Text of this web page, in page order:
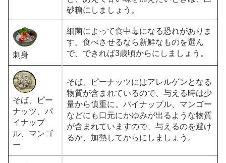
砂糖にしましょう。
刺身
細菌によって食中毒になる恐れがありま
す。食べさせるなら新鮮なものを選ん
で、できれば3歳頃からにしましょう。
そば、ピー
ナッツ、パ
イナップ
ル、マンゴ
ー
そば、ピーナッツにはアレルゲンとなる
物質が含まれているので、与える時は少
量から慎重に。パイナップル、マンゴー
などにも口元にかゆみが出るような物質
が含まれていますので、与えるのを避け
るか、加熱してからにしましょう。